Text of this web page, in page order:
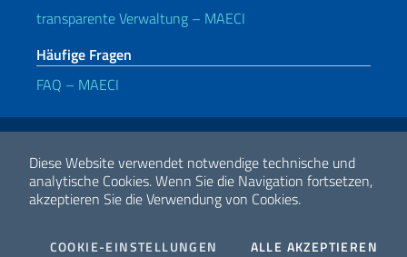
Diese Website verwendet notwendige technische und
analytische Cookies.Wenn Sie die Navigation fortsetzen,
akzeptieren Sie die Verwendung von Cookies.
COOKIE-EINSTELLUNGEN COOKIESALLE AKZEPTIEREN
transparente Verwaltung – MAECI
Häufige Fragen
FAQ – MAECI
Nützliche Links
internationale Zusammenarbeit